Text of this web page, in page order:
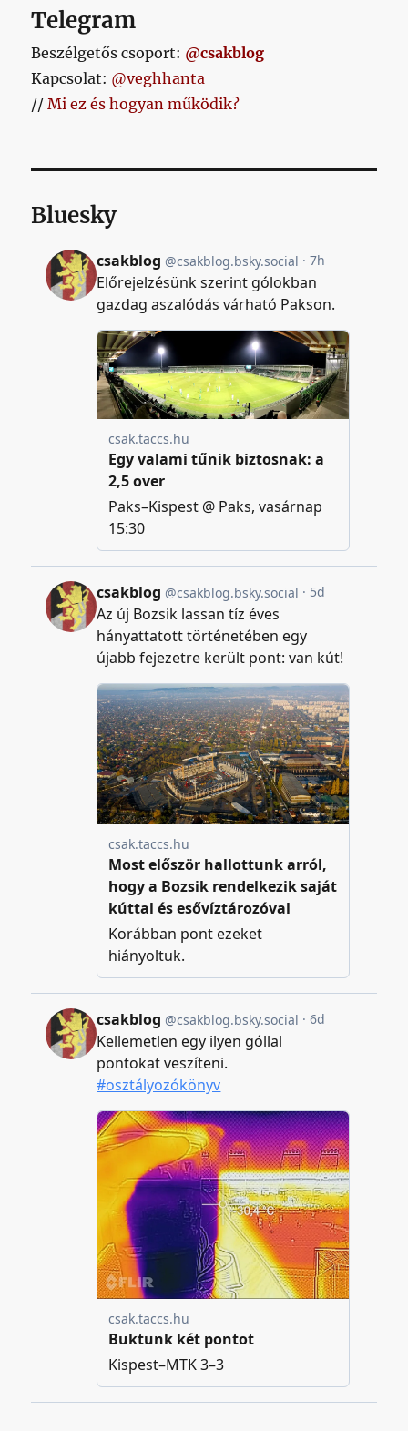
Telegram
Beszélgetős csoport: @csakblog
Kapcsolat: @veghhanta
//Mi ez és hogyan működik?
Bluesky